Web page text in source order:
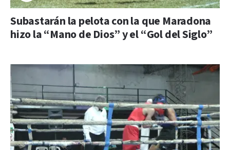
Subastarán la pelota con la que Maradona
hizo la “Mano de Dios” y el “Gol del Siglo”